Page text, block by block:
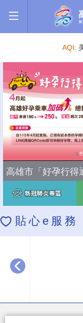
跳到主要內容區塊
AQI:
貼心e服務